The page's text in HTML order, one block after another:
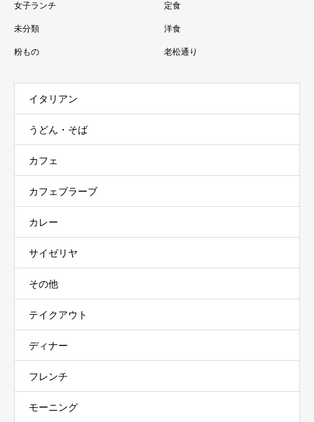
女子ランチ 定食
未分類 洋食
粉もの 老松通り
イタリアン
うどん・そば
カフェ
カフェブラーブ
カレー
サイゼリヤ
その他
テイクアウト
ディナー
フレンチ
モーニング